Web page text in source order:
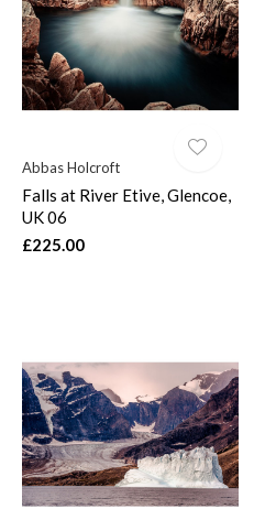
Abbas Holcroft
Falls at River Etive, Glencoe,
UK 06
£225.00